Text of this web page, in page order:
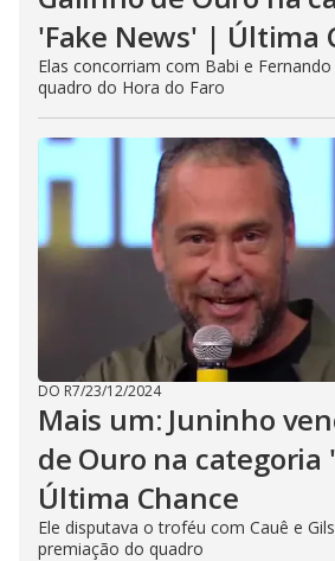
'Fake News' | Última
Elas concorriam com Babi e
quadro do Hora do Faro
DO R7/23/12/2024
Mais um: Juninho
de Ouro na categoria
Última Chance
Ele disputava o troféu com Cauê e
premiação do quadro